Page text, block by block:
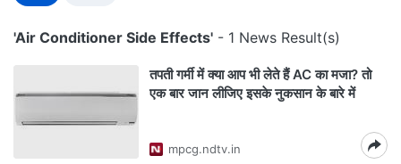
'Air Conditioner Side Effects' - 1 News Result(s)
तपती गर्मी में क्या आप भी लेते हैं AC का मजा? तो
एक बार जान लीजिए इसके नुकसान के बारे में
mpcg.ndtv.in